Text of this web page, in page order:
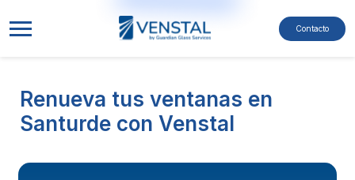
NavegaciónContacto
Renueva tus ventanas en
Santurde con Venstal